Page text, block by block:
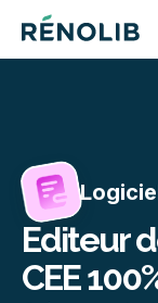
Editeur
CEE